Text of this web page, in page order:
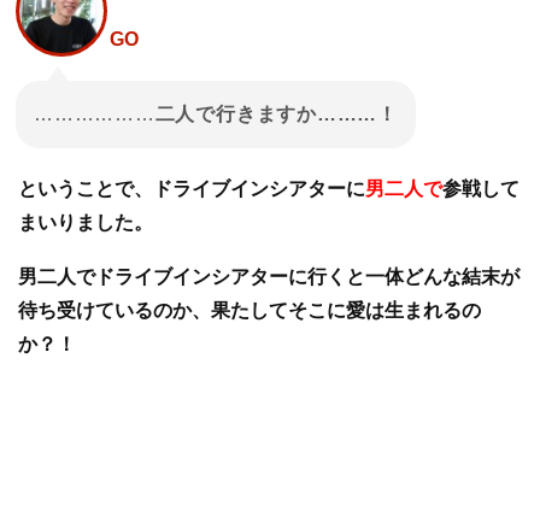
GO
………………二人で行きますか………！
ということで、ドライブインシアターに男二人で参戦して
まいりました。
男二人でドライブインシアターに行くと一体どんな結末が
待ち受けているのか、果たしてそこに愛は生まれるの
か？！